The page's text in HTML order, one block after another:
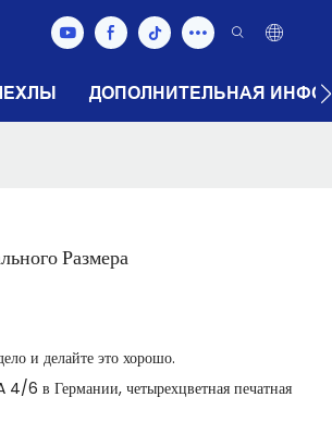
ДОПОЛНИТЕЛЬНАЯ
Размера
и делайте это хорошо.
4/6 в Германии, четырехцветная печатная